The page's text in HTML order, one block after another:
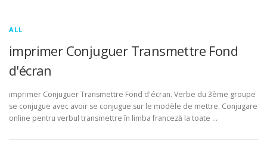
ALL
imprimer Conjuguer Transmettre Fond
d'écran
imprimer Conjuguer Transmettre Fond d'écran. Verbe du 3ème groupe
se conjugue avec avoir se conjugue sur le modèle de mettre. Conjugare
online pentru verbul transmettre în limba franceză la toate …